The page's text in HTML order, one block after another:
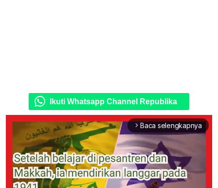
Ikuti Whatsapp Channel Republika
arrow_forward_ios Baca selengkapnya